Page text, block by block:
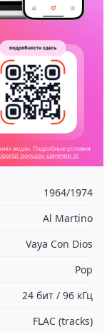
1964/1974
Al Martino
Vaya Con Dios
Pop
24 бит / 96 кГц
FLAC (tracks)